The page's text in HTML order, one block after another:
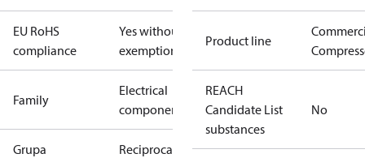
EU RoHS
compliance
Yes without
exemptions
Family
Electrical
component
Grupa
Reciprocating
Product line
REACH
Candidate List
substances
No